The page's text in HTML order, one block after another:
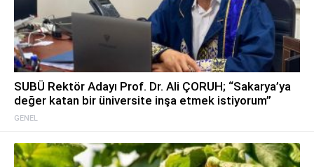
GENEL
SUBÜ Rektör Adayı Prof. Dr. Ali ÇORUH; “Sakarya’ya
değer katan bir üniversite inşa etmek istiyorum”